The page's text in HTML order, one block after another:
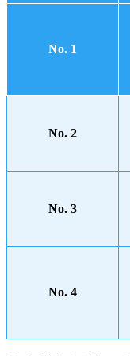
No. 1
No. 2
No. 3
No. 4